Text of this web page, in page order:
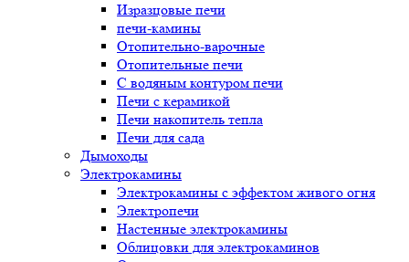
Изразцовые печи
печи-камины
Отопительно-варочные
Отопительные печи
С водяным контуром печи
Печи с керамикой
Печи накопитель тепла
Печи для сада
Дымоходы
Электрокамины
Электрокамины с эффектом живого огня
Электропечи
Настенные электрокамины
Облицовки для электрокаминов